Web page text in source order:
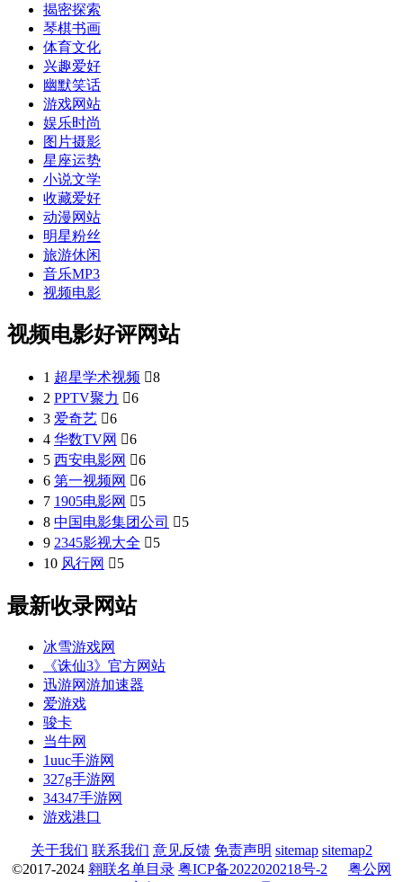
揭密探索
琴棋书画
体育文化
兴趣爱好
幽默笑话
游戏网站
娱乐时尚
图片摄影
星座运势
小说文学
收藏爱好
动漫网站
明星粉丝
旅游休闲
音乐MP3
视频电影
视频电影好评网站
1 超星学术视频 8
2 PPTV聚力 6
3 爱奇艺 6
4 华数TV网 6
5 西安电影网 6
6 第一视频网 6
7 1905电影网 5
8 中国电影集团公司 5
9 2345影视大全 5
10 风行网 5
最新收录网站
冰雪游戏网
《诛仙3》官方网站
迅游网游加速器
爱游戏
骏卡
当牛网
1uuc手游网
327g手游网
34347手游网
游戏港口
关于我们 联系我们 意见反馈 免责声明 sitemap sitemap2
©2017-2024 翱联名单目录 粤ICP备2022020218号-2
粤公网